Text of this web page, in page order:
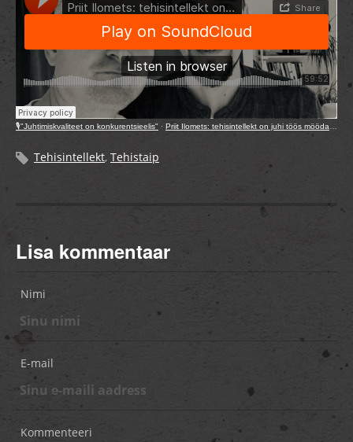
🎙️"Juhtimiskvaliteet on konkurentsieelis" · Priit Ilomets: tehisintellekt on juhi töös möödapääsmatu
Tehisintellekt, Tehistaip
Lisa kommentaar
Nimi
E-mail
Kommenteeri